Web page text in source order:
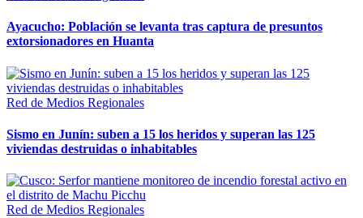
Ayacucho: Población se levanta tras captura de presuntos
extorsionadores en Huanta
Red de Medios Regionales
Sismo en Junín: suben a 15 los heridos y superan las 125
viviendas destruidas o inhabitables
Red de Medios Regionales